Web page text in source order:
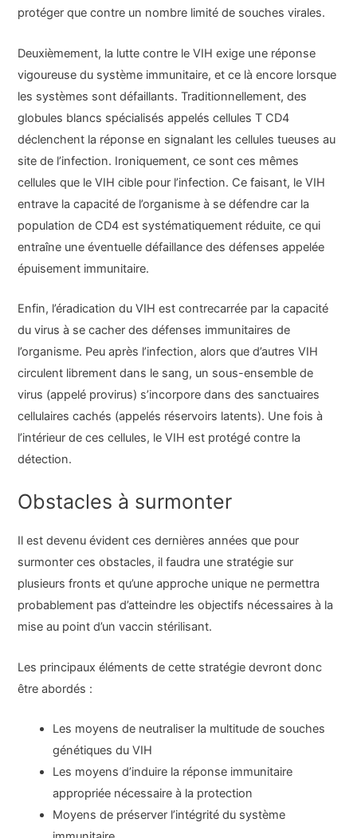
protéger que contre un nombre limité de souches virales.
Deuxièmement, la lutte contre le VIH exige une réponse
vigoureuse du système immunitaire, et ce là encore lorsque
les systèmes sont défaillants. Traditionnellement, des
globules blancs spécialisés appelés cellules T CD4
déclenchent la réponse en signalant les cellules tueuses au
site de l’infection. Ironiquement, ce sont ces mêmes
cellules que le VIH cible pour l’infection. Ce faisant, le VIH
entrave la capacité de l’organisme à se défendre car la
population de CD4 est systématiquement réduite, ce qui
entraîne une éventuelle défaillance des défenses appelée
épuisement immunitaire.
Enfin, l’éradication du VIH est contrecarrée par la capacité
du virus à se cacher des défenses immunitaires de
l’organisme. Peu après l’infection, alors que d’autres VIH
circulent librement dans le sang, un sous-ensemble de
virus (appelé provirus) s’incorpore dans des sanctuaires
cellulaires cachés (appelés réservoirs latents). Une fois à
l’intérieur de ces cellules, le VIH est protégé contre la
détection.
Obstacles à surmonter
Il est devenu évident ces dernières années que pour
surmonter ces obstacles, il faudra une stratégie sur
plusieurs fronts et qu’une approche unique ne permettra
probablement pas d’atteindre les objectifs nécessaires à la
mise au point d’un vaccin stérilisant.
Les principaux éléments de cette stratégie devront donc
être abordés :
Les moyens de neutraliser la multitude de souches
génétiques du VIH
Les moyens d’induire la réponse immunitaire
appropriée nécessaire à la protection
Moyens de préserver l’intégrité du système